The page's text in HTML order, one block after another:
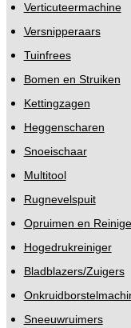
Verticuteermachine
Versnipperaars
Tuinfrees
Bomen en Struiken
Kettingzagen
Heggenscharen
Snoeischaar
Multitool
Rugnevelspuit
Opruimen en
Hogedrukreiniger
Bladblazers/Zuigers
Sneeuwruimers